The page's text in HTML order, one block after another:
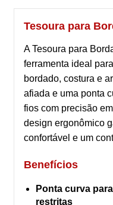
Tesoura para
A Tesoura para
ferramenta ideal
bordado, costura e
afiada e uma ponta
fios com precisão
design ergonômico
confortável e um
Benefícios
Ponta curva
restritas